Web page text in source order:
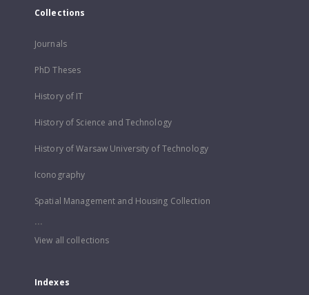
Collections
Journals
PhD Theses
History of IT
History of Science and Technology
History of Warsaw University of Technology
Iconography
Spatial Management and Housing Collection
...
View all collections
Indexes